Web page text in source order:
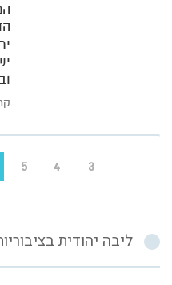
3
4
5
ליבה יהודית